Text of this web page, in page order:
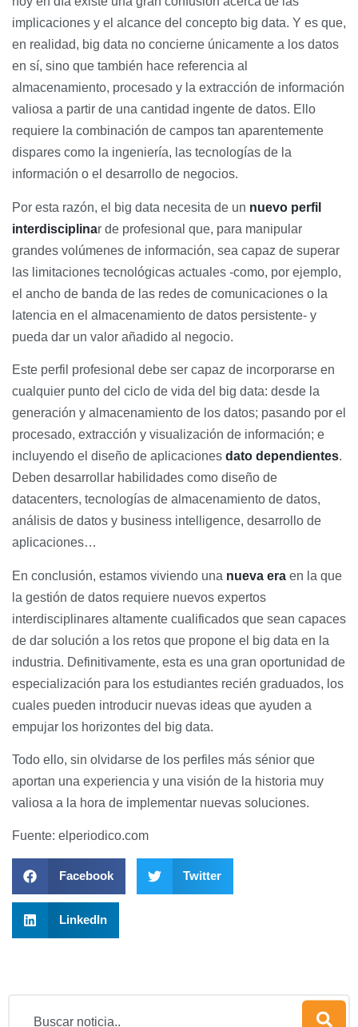
implicaciones y el alcance del concepto big data. Y es que,
en realidad, big data no concierne únicamente a los datos
en sí, sino que también hace referencia al
almacenamiento, procesado y la extracción de información
valiosa a partir de una cantidad ingente de datos. Ello
requiere la combinación de campos tan aparentemente
dispares como la ingeniería, las tecnologías de la
información o el desarrollo de negocios.
Por esta razón, el big data necesita de un nuevo perfil
interdisciplinar de profesional que, para manipular
grandes volúmenes de información, sea capaz de superar
las limitaciones tecnológicas actuales -como, por ejemplo,
el ancho de banda de las redes de comunicaciones o la
latencia en el almacenamiento de datos persistente- y
pueda dar un valor añadido al negocio.
Este perfil profesional debe ser capaz de incorporarse en
cualquier punto del ciclo de vida del big data: desde la
generación y almacenamiento de los datos; pasando por el
procesado, extracción y visualización de información; e
incluyendo el diseño de aplicaciones dato dependientes.
Deben desarrollar habilidades como diseño de
datacenters, tecnologías de almacenamiento de datos,
análisis de datos y business intelligence, desarrollo de
aplicaciones…
En conclusión, estamos viviendo una nueva era en la que
la gestión de datos requiere nuevos expertos
interdisciplinares altamente cualificados que sean capaces
de dar solución a los retos que propone el big data en la
industria. Definitivamente, esta es una gran oportunidad de
especialización para los estudiantes recién graduados, los
cuales pueden introducir nuevas ideas que ayuden a
empujar los horizontes del big data.
Todo ello, sin olvidarse de los perfiles más sénior que
aportan una experiencia y una visión de la historia muy
valiosa a la hora de implementar nuevas soluciones.
Fuente: elperiodico.com
Facebook Twitter
LinkedIn